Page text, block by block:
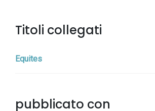
Titoli collegati
Equites
pubblicato con